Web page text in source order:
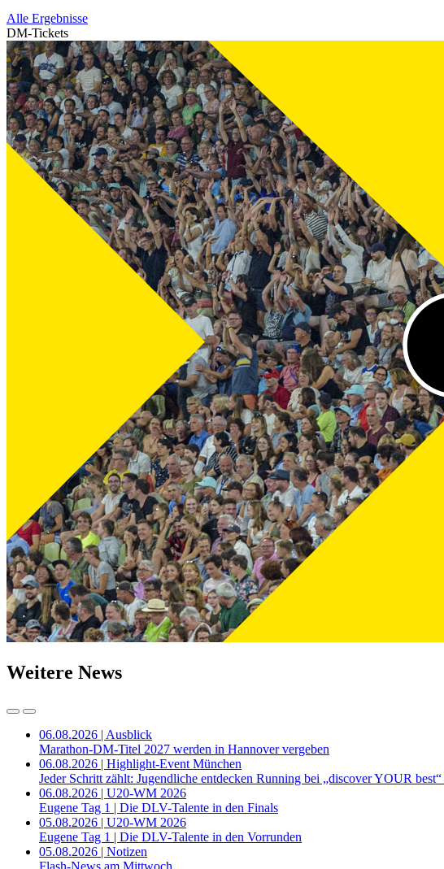
Alle Ergebnisse
DM-Tickets
Weitere News
06.08.2026 | Ausblick
Marathon-DM-Titel 2027 werden in Hannover vergeben
06.08.2026 | Highlight-Event München
Jeder Schritt zählt: Jugendliche entdecken Running bei „discover YOUR best“
06.08.2026 | U20-WM 2026
Eugene Tag 1 | Die DLV-Talente in den Finals
05.08.2026 | U20-WM 2026
Eugene Tag 1 | Die DLV-Talente in den Vorrunden
05.08.2026 | Notizen
Flash-News am Mittwoch